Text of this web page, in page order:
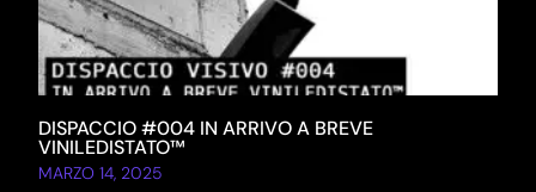
DISPACCIO #004 IN ARRIVO A BREVE
VINILEDISTATO™
MARZO 14, 2025